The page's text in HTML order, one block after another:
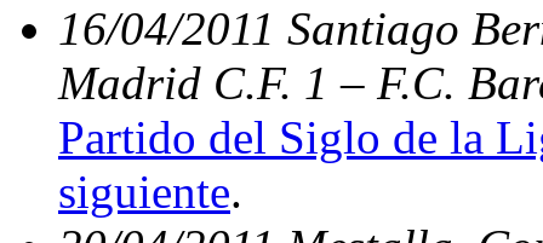
16/04/2011 Santiago
Madrid C.F. 1 – F.C.
Partido del Siglo de la
siguiente.